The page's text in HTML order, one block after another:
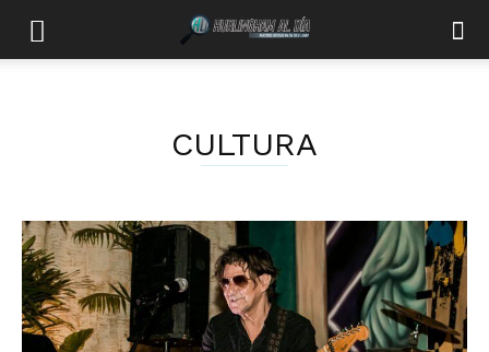
CULTURA